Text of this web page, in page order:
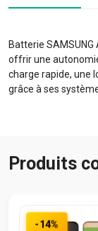
Batterie
offrir une
charge rapide, une
grâce à ses
Produits
-14%